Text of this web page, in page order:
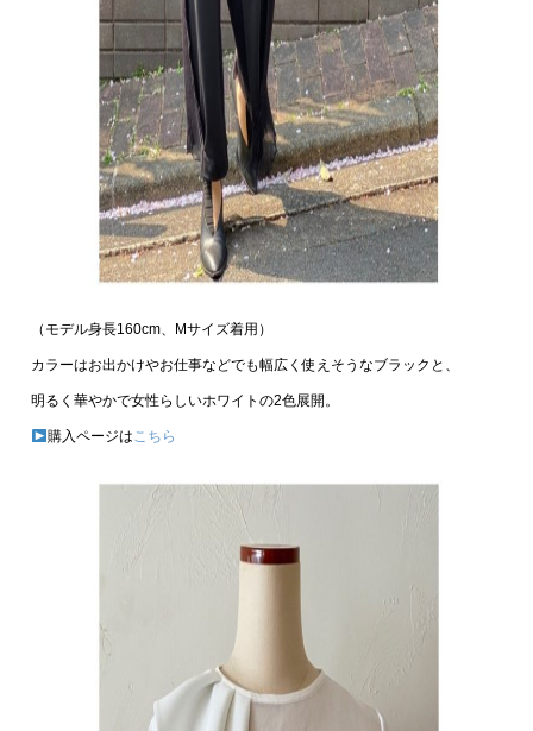
（モデル身長160cm、Mサイズ着用）
カラーはお出かけやお仕事などでも幅広く使えそうなブラックと、
明るく華やかで女性らしいホワイトの2色展開。
購入ページは こちら